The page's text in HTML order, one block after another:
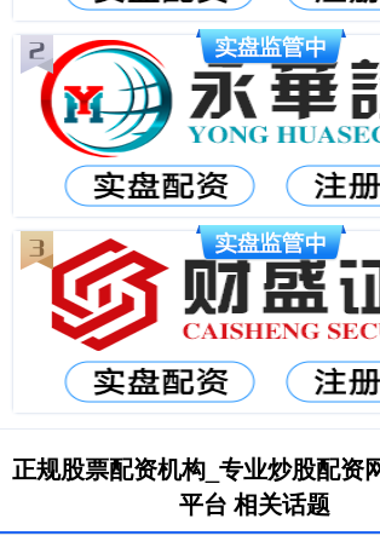
正规股票配资机构_专业炒股配资
平台 相关话题